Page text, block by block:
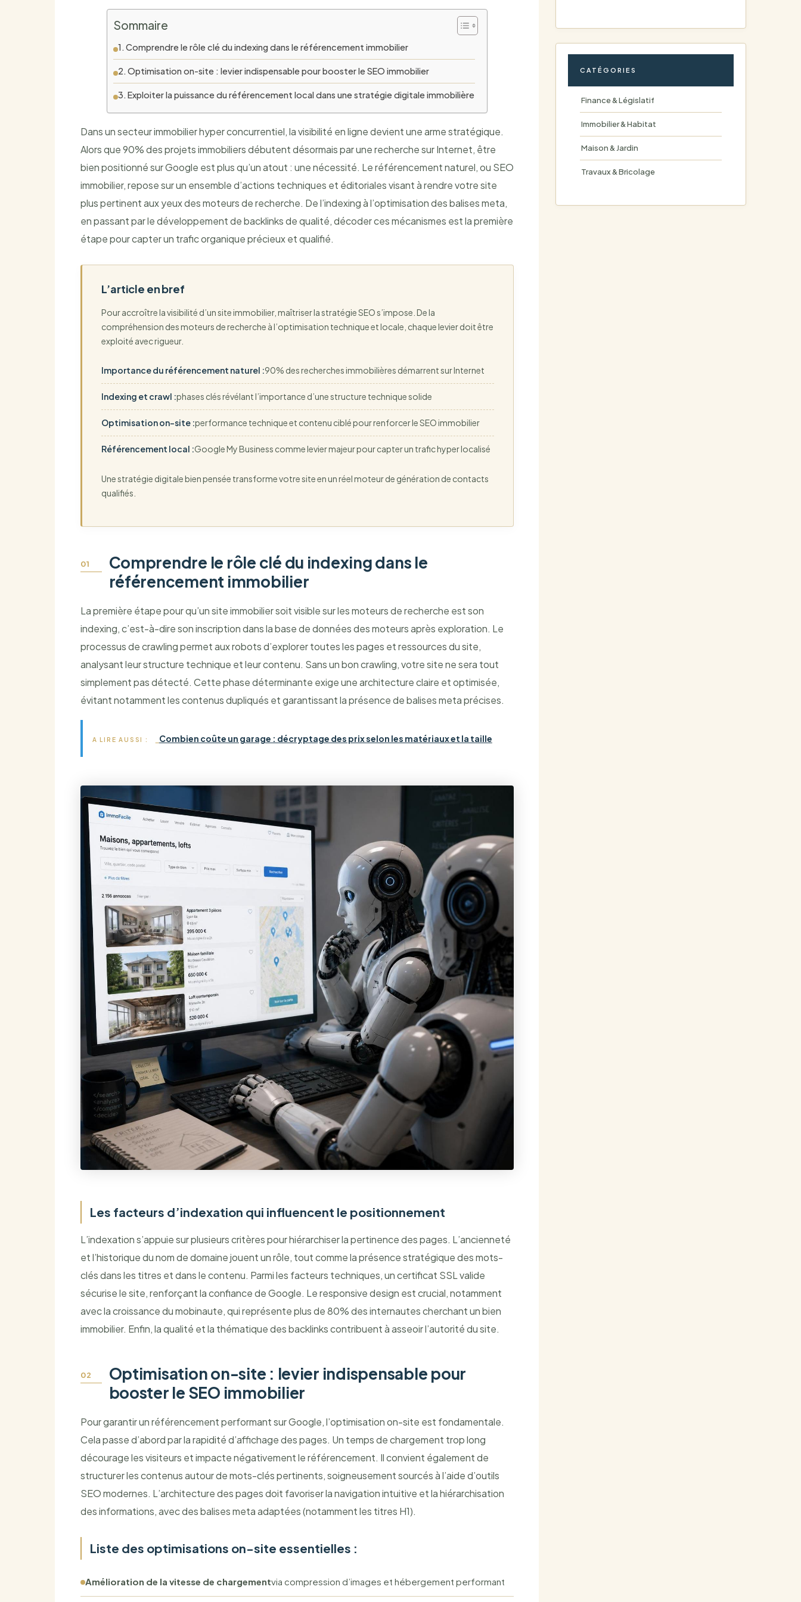
Sommaire
Comprendre le rôle clé du indexing dans le référencement immobilier
Optimisation on-site : levier indispensable pour booster le SEO immobilier
Exploiter la puissance du référencement local dans une stratégie digitale immobilière
Dans un secteur immobilier hyper concurrentiel, la visibilité en ligne devient une arme stratégique.
Alors que 90% des projets immobiliers débutent désormais par une recherche sur Internet, être
bien positionné sur Google est plus qu’un atout : une nécessité. Le référencement naturel, ou SEO
immobilier, repose sur un ensemble d’actions techniques et éditoriales visant à rendre votre site
plus pertinent aux yeux des moteurs de recherche. De l’indexing à l’optimisation des balises meta,
en passant par le développement de backlinks de qualité, décoder ces mécanismes est la première
étape pour capter un trafic organique précieux et qualifié.
L’article en bref
Pour accroître la visibilité d’un site immobilier, maîtriser la stratégie SEO s’impose. De la
compréhension des moteurs de recherche à l’optimisation technique et locale, chaque levier doit être
exploité avec rigueur.
Importance du référencement naturel :90% des recherches immobilières démarrent sur Internet
Indexing et crawl :phases clés révélant l’importance d’une structure technique solide
Optimisation on-site :performance technique et contenu ciblé pour renforcer le SEO immobilier
Référencement local :Google My Business comme levier majeur pour capter un trafic hyper localisé
Une stratégie digitale bien pensée transforme votre site en un réel moteur de génération de contacts
qualifiés.
Comprendre le rôle clé du indexing dans le
référencement immobilier
La première étape pour qu’un site immobilier soit visible sur les moteurs de recherche est son
indexing, c’est-à-dire son inscription dans la base de données des moteurs après exploration. Le
processus de crawling permet aux robots d’explorer toutes les pages et ressources du site,
analysant leur structure technique et leur contenu. Sans un bon crawling, votre site ne sera tout
simplement pas détecté. Cette phase déterminante exige une architecture claire et optimisée,
évitant notamment les contenus dupliqués et garantissant la présence de balises meta précises.
A LIRE AUSSI : Combien coûte un garage : décryptage des prix selon les matériaux et la taille
Les facteurs d’indexation qui influencent le positionnement
L’indexation s’appuie sur plusieurs critères pour hiérarchiser la pertinence des pages. L’ancienneté
et l’historique du nom de domaine jouent un rôle, tout comme la présence stratégique des mots-
clés dans les titres et dans le contenu. Parmi les facteurs techniques, un certificat SSL valide
sécurise le site, renforçant la confiance de Google. Le responsive design est crucial, notamment
avec la croissance du mobinaute, qui représente plus de 80% des internautes cherchant un bien
immobilier. Enfin, la qualité et la thématique des backlinks contribuent à asseoir l’autorité du site.
Optimisation on-site : levier indispensable pour
booster le SEO immobilier
Pour garantir un référencement performant sur Google, l’optimisation on-site est fondamentale.
Cela passe d’abord par la rapidité d’affichage des pages. Un temps de chargement trop long
décourage les visiteurs et impacte négativement le référencement. Il convient également de
structurer les contenus autour de mots-clés pertinents, soigneusement sourcés à l’aide d’outils
SEO modernes. L’architecture des pages doit favoriser la navigation intuitive et la hiérarchisation
des informations, avec des balises meta adaptées (notamment les titres H1).
Liste des optimisations on-site essentielles :
Amélioration de la vitesse de chargementvia compression d’images et hébergement performant
CATÉGORIES
Finance & Législatif
Immobilier & Habitat
Maison & Jardin
Travaux & Bricolage